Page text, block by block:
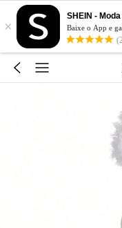
×
SHEIN -
Baixe o App e